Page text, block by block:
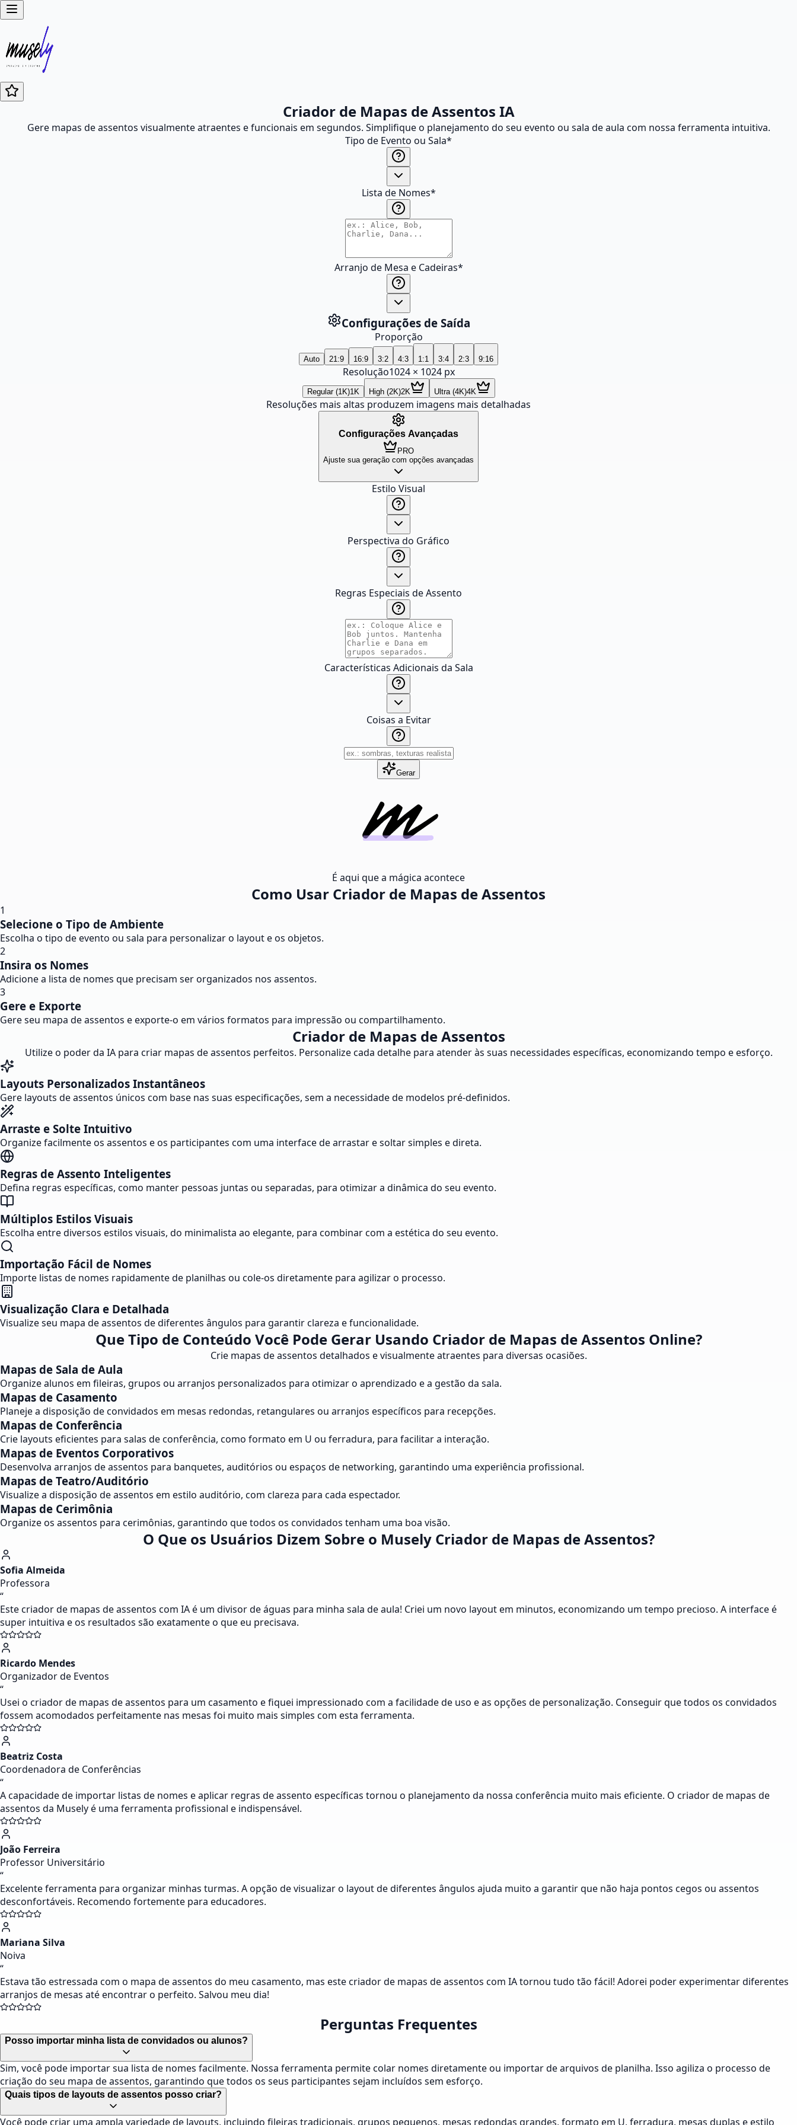
Criador de Mapas de Assentos IA
Gere mapas de assentos visualmente atraentes e funcionais em segundos. Simplifique o planejamento do seu evento ou sala de aula com nossa ferramenta intuitiva.
Tipo de Evento ou Sala*
Lista de Nomes*
Arranjo de Mesa e Cadeiras*
Configurações de Saída
Proporção
Auto 21:9 16:9 3:2 4:3 1:1 3:4 2:3 9:16
Resolução1024× 1024px
Regular (1K)1K High (2K)2K Ultra (4K)4K
Resoluções mais altas produzem imagens mais detalhadas
Configurações Avançadas
PRO
Ajuste sua geração com opções avançadas
Estilo Visual
Perspectiva do Gráfico
Regras Especiais de Assento
Características Adicionais da Sala
Coisas a Evitar
Gerar
É aqui que a mágica acontece
Como Usar Criador de Mapas de Assentos
1
Selecione o Tipo de Ambiente
Escolha o tipo de evento ou sala para personalizar o layout e os objetos.
2
Insira os Nomes
Adicione a lista de nomes que precisam ser organizados nos assentos.
3
Gere e Exporte
Gere seu mapa de assentos e exporte-o em vários formatos para impressão ou compartilhamento.
Criador de Mapas de Assentos
Utilize o poder da IA para criar mapas de assentos perfeitos. Personalize cada detalhe para atender às suas necessidades específicas, economizando tempo e esforço.
Layouts Personalizados Instantâneos
Gere layouts de assentos únicos com base nas suas especificações, sem a necessidade de modelos pré-definidos.
Arraste e Solte Intuitivo
Organize facilmente os assentos e os participantes com uma interface de arrastar e soltar simples e direta.
Regras de Assento Inteligentes
Defina regras específicas, como manter pessoas juntas ou separadas, para otimizar a dinâmica do seu evento.
Múltiplos Estilos Visuais
Escolha entre diversos estilos visuais, do minimalista ao elegante, para combinar com a estética do seu evento.
Importação Fácil de Nomes
Importe listas de nomes rapidamente de planilhas ou cole-os diretamente para agilizar o processo.
Visualização Clara e Detalhada
Visualize seu mapa de assentos de diferentes ângulos para garantir clareza e funcionalidade.
Que Tipo de Conteúdo Você Pode Gerar Usando Criador de Mapas de Assentos Online?
Crie mapas de assentos detalhados e visualmente atraentes para diversas ocasiões.
Mapas de Sala de Aula
Organize alunos em fileiras, grupos ou arranjos personalizados para otimizar o aprendizado e a gestão da sala.
Mapas de Casamento
Planeje a disposição de convidados em mesas redondas, retangulares ou arranjos específicos para recepções.
Mapas de Conferência
Crie layouts eficientes para salas de conferência, como formato em U ou ferradura, para facilitar a interação.
Mapas de Eventos Corporativos
Desenvolva arranjos de assentos para banquetes, auditórios ou espaços de networking, garantindo uma experiência profissional.
Mapas de Teatro/Auditório
Visualize a disposição de assentos em estilo auditório, com clareza para cada espectador.
Mapas de Cerimônia
Organize os assentos para cerimônias, garantindo que todos os convidados tenham uma boa visão.
O Que os Usuários Dizem Sobre o Musely Criador de Mapas de Assentos?
Sofia Almeida
Professora
“
Este criador de mapas de assentos com IA é um divisor de águas para minha sala de aula! Criei um novo layout em minutos, economizando um tempo precioso. A interface é
super intuitiva e os resultados são exatamente o que eu precisava.
Ricardo Mendes
Organizador de Eventos
“
Usei o criador de mapas de assentos para um casamento e fiquei impressionado com a facilidade de uso e as opções de personalização. Conseguir que todos os convidados
fossem acomodados perfeitamente nas mesas foi muito mais simples com esta ferramenta.
Beatriz Costa
Coordenadora de Conferências
“
A capacidade de importar listas de nomes e aplicar regras de assento específicas tornou o planejamento da nossa conferência muito mais eficiente. O criador de mapas de
assentos da Musely é uma ferramenta profissional e indispensável.
João Ferreira
Professor Universitário
“
Excelente ferramenta para organizar minhas turmas. A opção de visualizar o layout de diferentes ângulos ajuda muito a garantir que não haja pontos cegos ou assentos
desconfortáveis. Recomendo fortemente para educadores.
Mariana Silva
Noiva
“
Estava tão estressada com o mapa de assentos do meu casamento, mas este criador de mapas de assentos com IA tornou tudo tão fácil! Adorei poder experimentar diferentes
arranjos de mesas até encontrar o perfeito. Salvou meu dia!
Perguntas Frequentes
Posso importar minha lista de convidados ou alunos?
Sim, você pode importar sua lista de nomes facilmente. Nossa ferramenta permite colar nomes diretamente ou importar de arquivos de planilha. Isso agiliza o processo de
criação do seu mapa de assentos, garantindo que todos os seus participantes sejam incluídos sem esforço.
Quais tipos de layouts de assentos posso criar?
Você pode criar uma ampla variedade de layouts, incluindo fileiras tradicionais, grupos pequenos, mesas redondas grandes, formato em U, ferradura, mesas duplas e estilo